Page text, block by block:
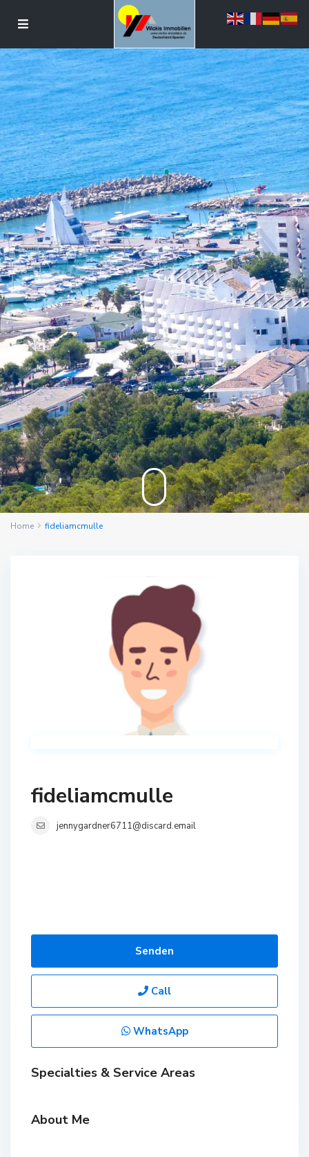
Home fideliamcmulle
fideliamcmulle
jennygardner6711@discard.email
Senden
Call
WhatsApp
Specialties & Service Areas
About Me